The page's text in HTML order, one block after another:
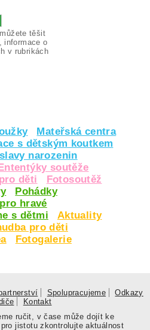
těšit
informace o
v rubrikách
Mateřská centra
s dětským koutkem
narozenin
soutěže
děti
Fotosoutěž
Pohádky
hravé
s dětmi
Aktuality
pro děti
Fotogalerie
Spolupracujeme
Odkazy
Kontakt
ručit, v čase může dojít ke
jistotu zkontrolujte aktuálnost